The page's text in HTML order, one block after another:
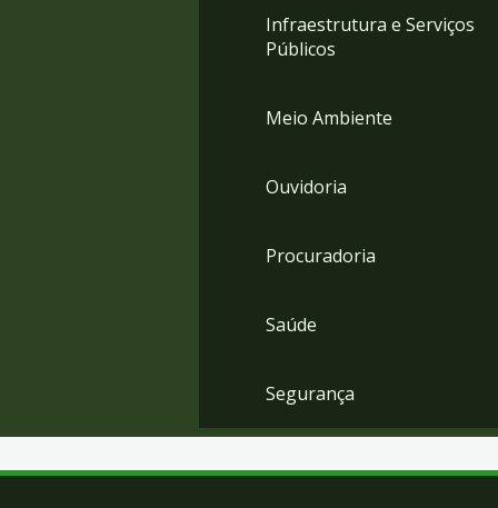
Infraestrutura e Serviços
Públicos
Meio Ambiente
Ouvidoria
Procuradoria
Saúde
Segurança